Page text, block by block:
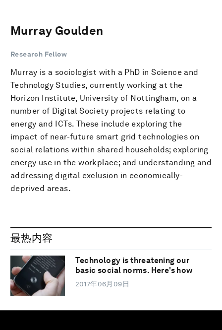
Murray Goulden
Research Fellow
Murray is a sociologist with a PhD in Science and
Technology Studies, currently working at the
Horizon Institute, University of Nottingham, on a
number of Digital Society projects relating to
energy and ICTs. These include exploring the
impact of near-future smart grid technologies on
social relations within shared households; exploring
energy use in the workplace; and understanding and
addressing digital exclusion in economically-
deprived areas.
最热内容
Technology is threatening our
basic social norms. Here's how
2017年06月09日